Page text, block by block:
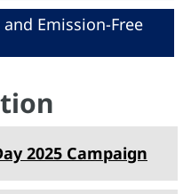
Emission-Free
2025 Campaign